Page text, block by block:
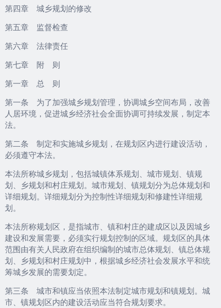
第四章 城乡规划的修改
第五章 监督检查
第六章 法律责任
第七章 附 则
第一章 总 则
第一条 为了加强城乡规划管理，协调城乡空间布局，改善
人居环境，促进城乡经济社会全面协调可持续发展，制定本
法。
第二条 制定和实施城乡规划，在规划区内进行建设活动，
必须遵守本法。
本法所称城乡规划，包括城镇体系规划、城市规划、镇规
划、乡规划和村庄规划。城市规划、镇规划分为总体规划和
详细规划。详细规划分为控制性详细规划和修建性详细规
划。
本法所称规划区，是指城市、镇和村庄的建成区以及因城乡
建设和发展需要，必须实行规划控制的区域。规划区的具体
范围由有关人民政府在组织编制的城市总体规划、镇总体规
划、乡规划和村庄规划中，根据城乡经济社会发展水平和统
筹城乡发展的需要划定。
第三条 城市和镇应当依照本法制定城市规划和镇规划。城
市、镇规划区内的建设活动应当符合规划要求。